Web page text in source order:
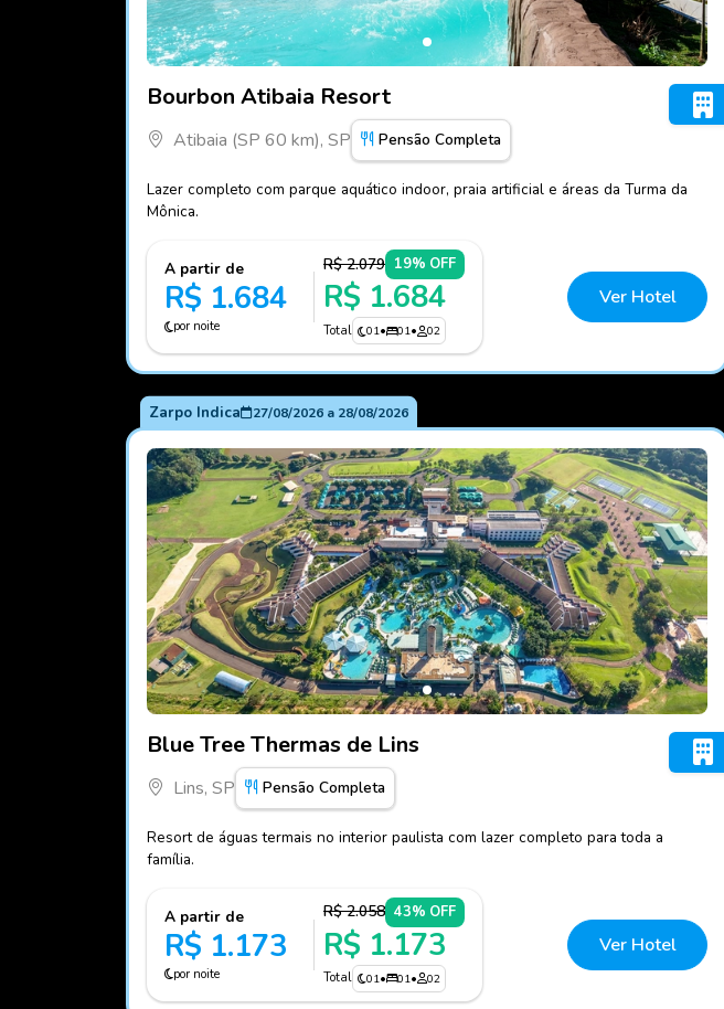
Bourbon Atibaia Resort
Atibaia (SP 60 km), SP Pensão Completa
Lazer completo com parque aquático indoor, praia artificial e áreas da Turma da
Mônica.
A partir de
R$ 1.684
por noite
R$ 2.079 19% OFF
R$ 1.684
Total 01• 01• 02
Ver Hotel
Zarpo Indica 27/08/2026a 28/08/2026
Blue Tree Thermas de Lins
Lins, SP Pensão Completa
Resort de águas termais no interior paulista com lazer completo para toda a
família.
A partir de
R$ 1.173
por noite
R$ 2.058 43% OFF
R$ 1.173
Total 01• 01• 02
Ver Hotel